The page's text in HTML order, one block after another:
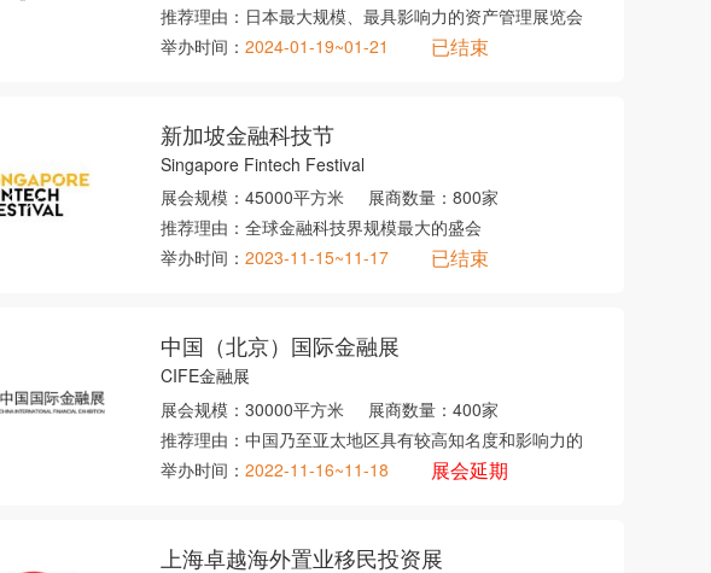
推荐理由： 日本最大规模、最具影响力的资产管理展览会
举办时间： 2024-01-19~01-21 已结束
新加坡金融科技节
Singapore Fintech Festival
展会规模： 45000平方米 展商数量： 800家
推荐理由： 全球金融科技界规模最大的盛会
举办时间： 2023-11-15~11-17 已结束
中国（北京）国际金融展
CIFE金融展
展会规模： 30000平方米 展商数量： 400家
推荐理由： 中国乃至亚太地区具有较高知名度和影响力的
举办时间： 2022-11-16~11-18 展会延期
上海卓越海外置业移民投资展